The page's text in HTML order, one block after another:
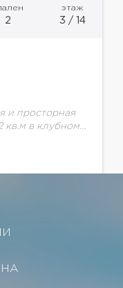
2
этаж
3 / 14
и просторная
кв.м в клубном